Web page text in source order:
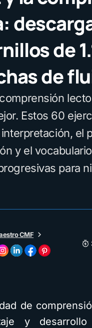
de
de
Estos 60
el
y el
para
CMF
de
y